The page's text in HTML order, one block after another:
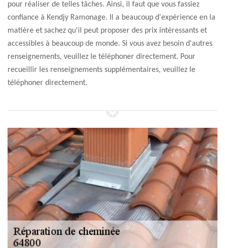
pour réaliser de telles tâches. Ainsi, il faut que vous fassiez
confiance à Kendjy Ramonage. Il a beaucoup d'expérience en la
matière et sachez qu'il peut proposer des prix intéressants et
accessibles à beaucoup de monde. Si vous avez besoin d'autres
renseignements, veuillez le téléphoner directement. Pour
recueillir les renseignements supplémentaires, veuillez le
téléphoner directement.